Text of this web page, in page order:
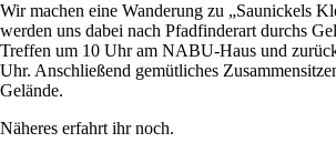
Wir machen eine Wanderung zu „Saunickels
werden uns dabei nach Pfadfinderart durchs
Treffen um 10 Uhr am NABU-Haus und
Uhr. Anschließend gemütliches
Gelände.
Näheres erfahrt ihr noch.